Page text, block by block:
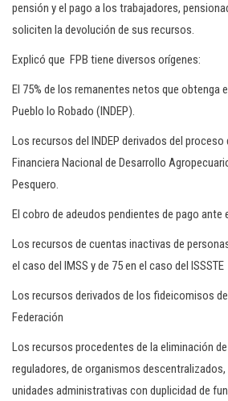
pensión y el pago a los trabajadores,
soliciten la devolución de sus recursos.
Explicó que FPB tiene diversos orígenes:
El 75% de los remanentes netos que obtenga
Pueblo lo Robado (INDEP).
Los recursos del INDEP derivados del
Financiera Nacional de Desarrollo
Pesquero.
El cobro de adeudos pendientes de pago ante
Los recursos de cuentas inactivas de
el caso del IMSS y de 75 en el caso del ISSSTE
Los recursos derivados de los fideicomisos
Federación
Los recursos procedentes de la eliminación
reguladores, de organismos
unidades administrativas con duplicidad de